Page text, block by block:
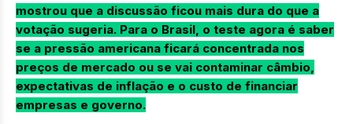
mostrou que a discussão ficou mais dura do que a
votação sugeria. Para o Brasil, o teste agora é saber
se a pressão americana ficará concentrada nos
preços de mercado ou se vai contaminar câmbio,
expectativas de inflação e o custo de financiar
empresas e governo.